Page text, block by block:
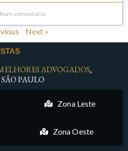
comentário
Next »
ADVOGADOS,
PAULO
Zona Leste
Zona Oeste